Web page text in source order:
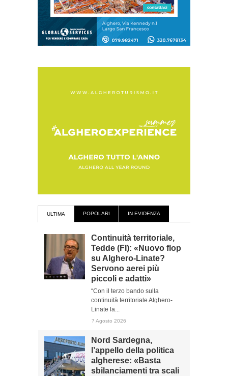
ULTIMA POPOLARI IN EVIDENZA
Continuità territoriale,
Tedde (FI): «Nuovo flop
su Alghero-Linate?
Servono aerei più
piccoli e adatti»
“Con il terzo bando sulla
continuità territoriale Alghero-
Linate la...
7 Agosto 2026
Nord Sardegna,
l’appello della politica
algherese: «Basta
sbilanciamenti tra scali